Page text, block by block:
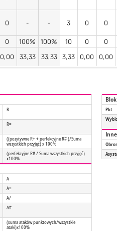
0 - - 3 0 0
0 100% 100% 10 0 0
0,00 33,33 33,33 3,33 0,00 0,00
R
R=
((pozytywne R+ + perfekcyjne R# )/Suma
wszystkich przyjęć) x 100%
(perfekcyjne R# / Suma wszystkich przyjęć)
x100%
A
A=
A/
A#
(suma ataków punktowych/wszystkie
ataki)x100%
Blok
Pkt
Inne